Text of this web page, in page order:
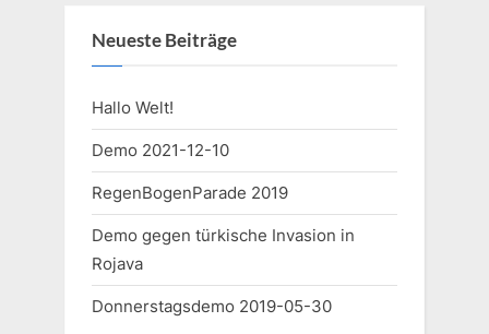
Neueste Beiträge
Hallo Welt!
Demo 2021-12-10
RegenBogenParade 2019
Demo gegen türkische Invasion in
Rojava
Donnerstagsdemo 2019-05-30